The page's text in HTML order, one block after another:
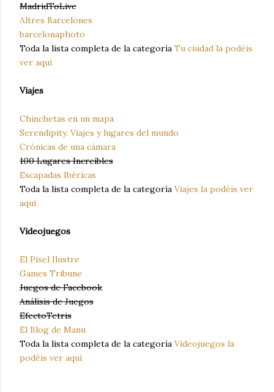
MadridToLive
Altres Barcelones
barcelonaphoto
Toda la lista completa de la categoría Tu ciudad la podéis
ver aquí
Viajes
Chinchetas en un mapa
Serendipity. Viajes y lugares del mundo
Crónicas de una cámara
100 Lugares Increíbles
Escapadas Ibéricas
Toda la lista completa de la categoría Viajes la podéis ver
aquí
Videojuegos
El Pixel Ilustre
Games Tribune
Juegos de Facebook
Análisis de Juegos
EfectoTetris
El Blog de Manu
Toda la lista completa de la categoría Videojuegos la
podéis ver aquí